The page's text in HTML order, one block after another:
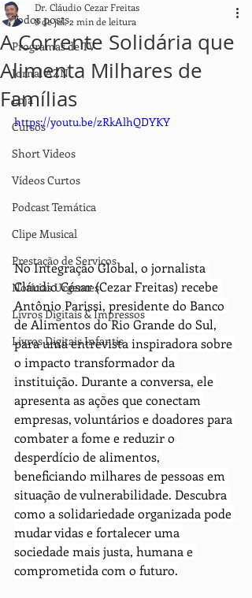
Todos posts
Programas de TV
Jornal AZN
Loja
Cursos
Short Videos
Vídeos Curtos
Podcast Temática
Clipe Musical
Prestação de Serviços
Notícias Urgentes
Livros Digitais & Impressos
Livros Digitais Infantis
A Corrente Solidária que
Alimenta Milhares de
Famílias
Dr. Cláudio Cezar Freitas
8 de jul.2 min de leitura
https://youtu.be/zRkAlhQDYKY
No Integração Global, o jornalista
Cláudio César (Cezar Freitas) recebe
Antônio Parissi, presidente do Banco
de Alimentos do Rio Grande do Sul,
para uma entrevista inspiradora sobre
o impacto transformador da
instituição. Durante a conversa, ele
apresenta as ações que conectam
empresas, voluntários e doadores para
combater a fome e reduzir o
desperdício de alimentos,
beneficiando milhares de pessoas em
situação de vulnerabilidade. Descubra
como a solidariedade organizada pode
mudar vidas e fortalecer uma
sociedade mais justa, humana e
comprometida com o futuro.